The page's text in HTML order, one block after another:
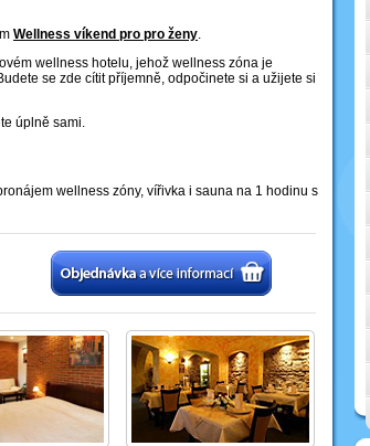
Wellness víkend pro pro ženy.
wellness hotelu, jehož wellness zóna je
se zde cítit příjemně, odpočinete si a užijete si
úplně sami.
wellness zóny, vířivka i sauna na 1 hodinu s